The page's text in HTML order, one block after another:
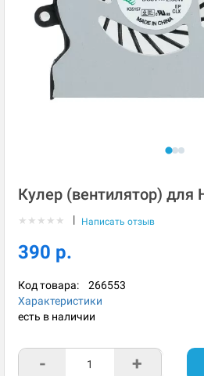
Кулер (вентилятор) для
★ ★ ★ ★ ★ | Написать отзыв
390 р.
Код товара: 266553
Характеристики
есть в наличии
- +